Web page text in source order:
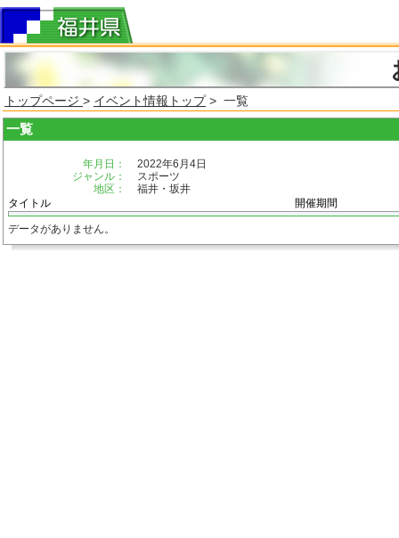
トップページ > イベント情報トップ> 一覧
一覧
年月日：
2022年6月4日
ジャンル：
スポーツ
地区：
福井・坂井
タイトル
開催期間
データがありません。